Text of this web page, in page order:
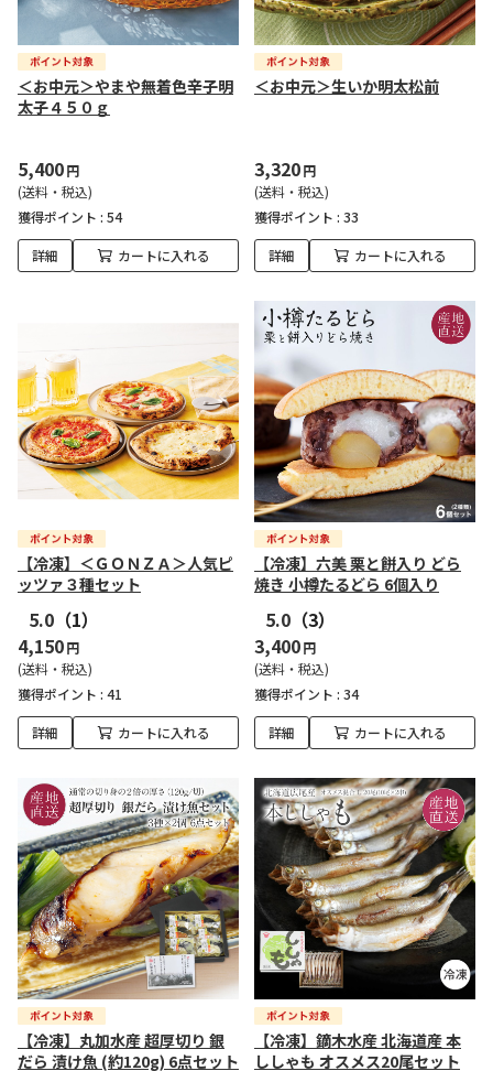
＜お中元＞やまや無着色辛子明
太子４５０ｇ
5,400円
(送料・税込)
獲得ポイント : 54
詳細 カートに入れる
＜お中元＞生いか明太松前
3,320円
(送料・税込)
獲得ポイント : 33
詳細 カートに入れる
【冷凍】＜ＧＯＮＺＡ＞人気ピ
ッツァ３種セット
5.0 （1）
4,150円
(送料・税込)
獲得ポイント : 41
詳細 カートに入れる
【冷凍】六美 栗と餅入り どら
焼き 小樽たるどら 6個入り
5.0 （3）
3,400円
(送料・税込)
獲得ポイント : 34
詳細 カートに入れる
【冷凍】丸加水産 超厚切り 銀
だら 漬け魚 (約120g) 6点セット
【冷凍】鏑木水産 北海道産 本
ししゃも オスメス20尾セット